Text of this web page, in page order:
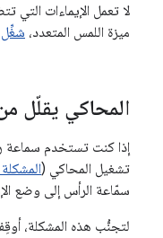
لا تعمل الإيماءات التي
ميزة اللمس المتعدد، شغِّل
المحاكي يقلّل
إذا كنت تستخدم سماعة
تشغيل المحاكي (المشكلة 183139207
سمّاعة الرأس إلى وضع
لتجنُّب هذه المشكلة،